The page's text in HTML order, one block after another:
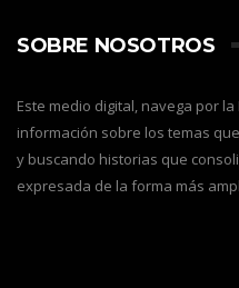
SOBRE NOSOTROS
Este medio digital, navega por
información sobre los temas
y buscando historias que
expresada de la forma más